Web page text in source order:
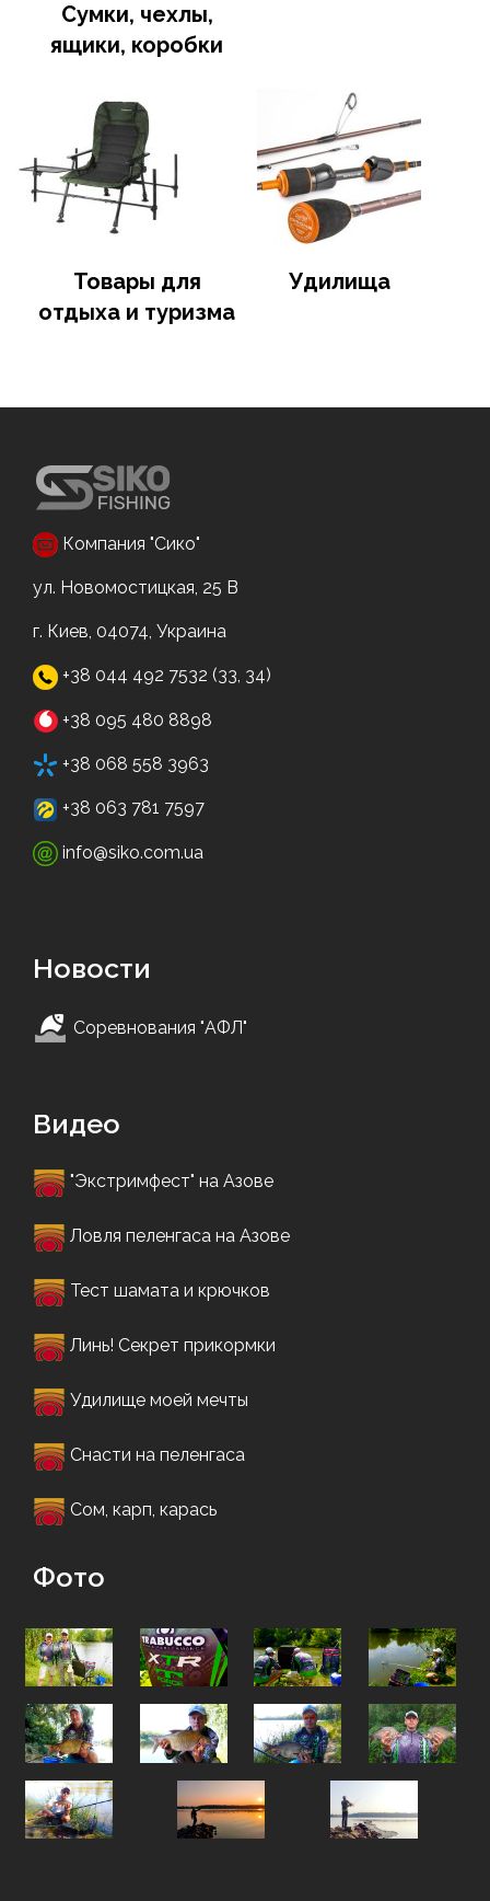
Сумки, чехлы,
ящики, коробки
Товары для
отдыха и туризма
Удилища
Компания "Сико"
ул. Новомостицкая, 25 В
г. Киев, 04074, Украина
+38 044 492 7532 (33, 34)
+38 095 480 8898
+38 068 558 3963
+38 063 781 7597
info@siko.com.ua
Новости
Соревнования "АФЛ"
Видео
"Экстримфест" на Азове
Ловля пеленгаса на Азове
Тест шамата и крючков
Линь! Секрет прикормки
Удилище моей мечты
Снасти на пеленгаса
Сом, карп, карась
Фото